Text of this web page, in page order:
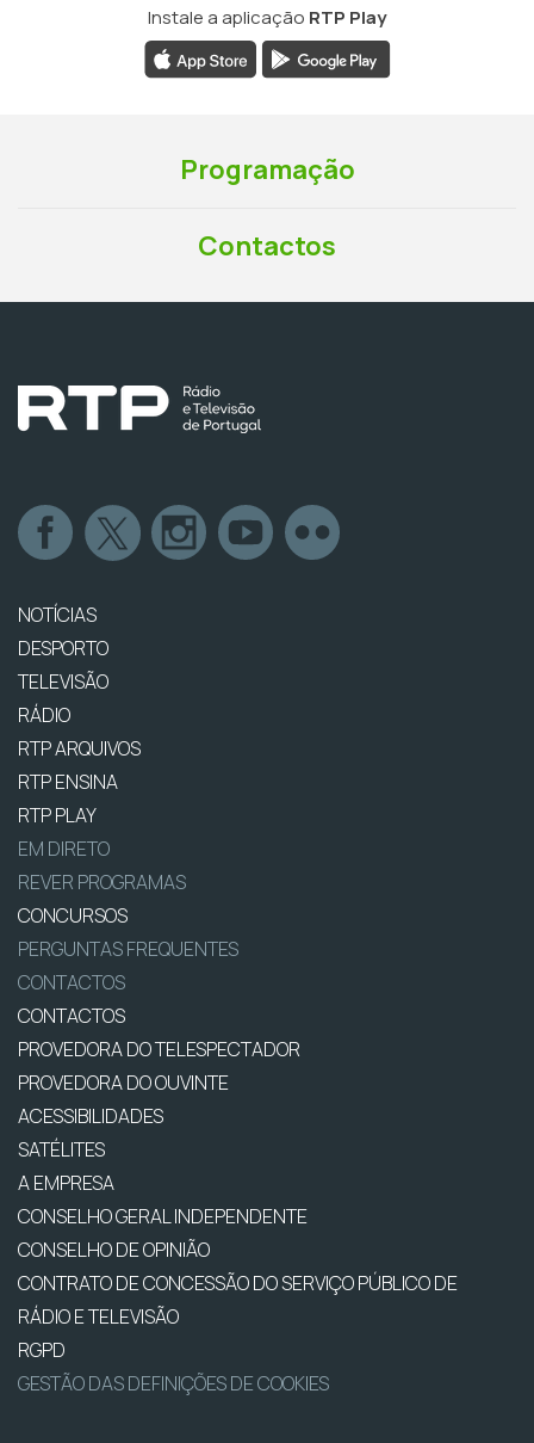
Instale a aplicação RTP Play
Programação
Contactos
NOTÍCIAS
DESPORTO
TELEVISÃO
RÁDIO
RTP ARQUIVOS
RTP ENSINA
RTP PLAY
EM DIRETO
REVER PROGRAMAS
CONCURSOS
PERGUNTAS FREQUENTES
CONTACTOS
CONTACTOS
PROVEDORA DO TELESPECTADOR
PROVEDORA DO OUVINTE
ACESSIBILIDADES
SATÉLITES
A EMPRESA
CONSELHO GERAL INDEPENDENTE
CONSELHO DE OPINIÃO
CONTRATO DE CONCESSÃO DO SERVIÇO PÚBLICO DE
RÁDIO E TELEVISÃO
RGPD
GESTÃO DAS DEFINIÇÕES DE COOKIES